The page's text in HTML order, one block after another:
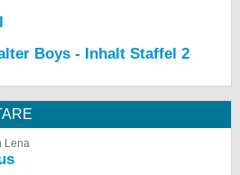
Boys - Inhalt Staffel 2
Lena